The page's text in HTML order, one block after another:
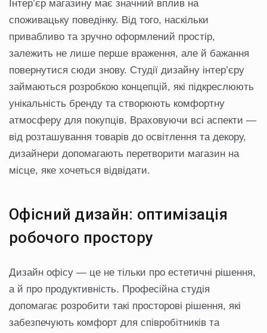
Інтер’єр магазину має значний вплив на
споживацьку поведінку. Від того, наскільки
привабливо та зручно оформлений простір,
залежить не лише перше враження, але й бажання
повернутися сюди знову. Студії дизайну інтер’єру
займаються розробкою концепцій, які підкреслюють
унікальність бренду та створюють комфортну
атмосферу для покупців. Враховуючи всі аспекти —
від розташування товарів до освітлення та декору,
дизайнери допомагають перетворити магазин на
місце, яке хочеться відвідати.
Офісний дизайн: оптимізація
робочого простору
Дизайн офісу — це не тільки про естетичні рішення,
а й про продуктивність. Професійна студія
допомагає розробити такі просторові рішення, які
забезпечують комфорт для співробітників та